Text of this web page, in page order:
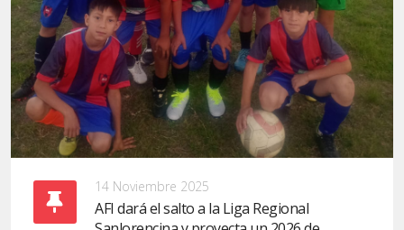
14 Noviembre 2025
AFI dará el salto a la Liga Regional